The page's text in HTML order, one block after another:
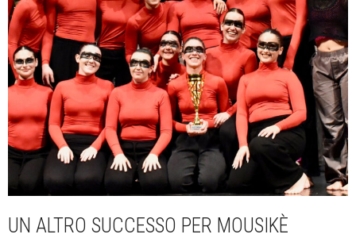
UN ALTRO SUCCESSO PER MOUSIKÈ